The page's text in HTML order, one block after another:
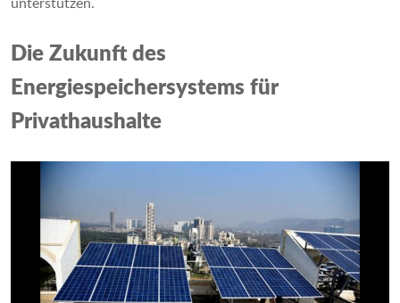
unterstützen.
Die Zukunft des
Energiespeichersystems für
Privathaushalte